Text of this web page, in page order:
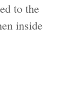
to the
inside